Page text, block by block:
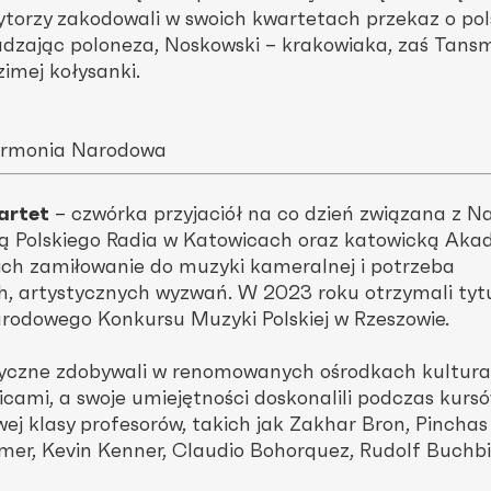
zakodowali w swoich kwartetach przekaz o
poloneza, Noskowski – krakowiaka, zaś
kołysanki.
Narodowa
– czwórka przyjaciół na co dzień związana z
Polskiego Radia w Katowicach oraz katowicką
zamiłowanie do muzyki kameralnej i potrzeba
artystycznych wyzwań. W 2023 roku otrzymali
Konkursu Muzyki Polskiej w Rzeszowie.
zdobywali w renomowanych ośrodkach
a swoje umiejętności doskonalili podczas
klasy profesorów, takich jak Zakhar Bron, Pinchas
Kevin Kenner, Claudio Bohorquez, Rudolf